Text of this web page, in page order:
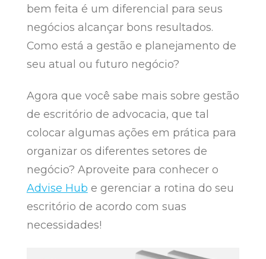
bem feita é um diferencial para seus
negócios alcançar bons resultados.
Como está a gestão e planejamento de
seu atual ou futuro negócio?
Agora que você sabe mais sobre gestão
de escritório de advocacia, que tal
colocar algumas ações em prática para
organizar os diferentes setores de
negócio? Aproveite para conhecer o
Advise Hub e gerenciar a rotina do seu
escritório de acordo com suas
necessidades!